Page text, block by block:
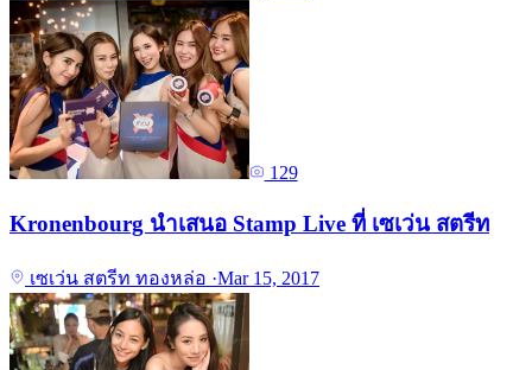
129
Kronenbourg นำเสนอ Stamp Live ที่ เซเว่น สตรีท
เซเว่น สตรีท ทองหล่อ ·Mar 15, 2017